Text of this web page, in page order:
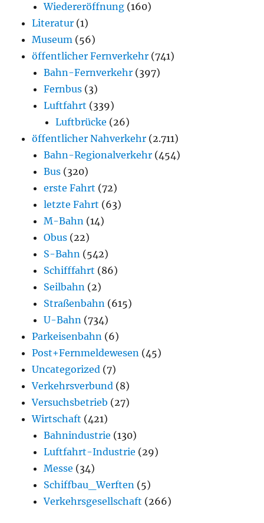
Wiedereröffnung (160)
Literatur (1)
Museum (56)
öffentlicher Fernverkehr (741)
Bahn-Fernverkehr (397)
Fernbus (3)
Luftfahrt (339)
Luftbrücke (26)
öffentlicher Nahverkehr (2.711)
Bahn-Regionalverkehr (454)
Bus (320)
erste Fahrt (72)
letzte Fahrt (63)
M-Bahn (14)
Obus (22)
S-Bahn (542)
Schifffahrt (86)
Seilbahn (2)
Straßenbahn (615)
U-Bahn (734)
Parkeisenbahn (6)
Post+Fernmeldewesen (45)
Uncategorized (7)
Verkehrsverbund (8)
Versuchsbetrieb (27)
Wirtschaft (421)
Bahnindustrie (130)
Luftfahrt-Industrie (29)
Messe (34)
Schiffbau_Werften (5)
Verkehrsgesellschaft (266)